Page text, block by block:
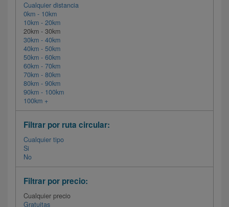
Cualquier distancia
0km - 10km
10km - 20km
20km - 30km
30km - 40km
40km - 50km
50km - 60km
60km - 70km
70km - 80km
80km - 90km
90km - 100km
100km +
Filtrar por ruta circular:
Cualquier tipo
Si
No
Filtrar por precio:
Cualquier precio
Gratuitas